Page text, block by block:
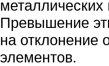
металлических
Превышение
на отклонение
элементов.